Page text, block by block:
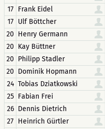
17
Frank Eidel
17
Ulf Böttcher
20 Henry Germann
20 Kay Büttner
20 Philipp Stadler
20 Dominik Hopmann
24 Tobias Dziatkowski
25 Fabian Frei
26 Dennis Dietrich
27 Heinrich Gürtler